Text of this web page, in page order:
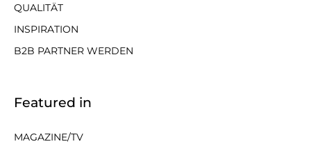
QUALITÄT
INSPIRATION
B2B PARTNER WERDEN
Featured in
MAGAZINE/TV